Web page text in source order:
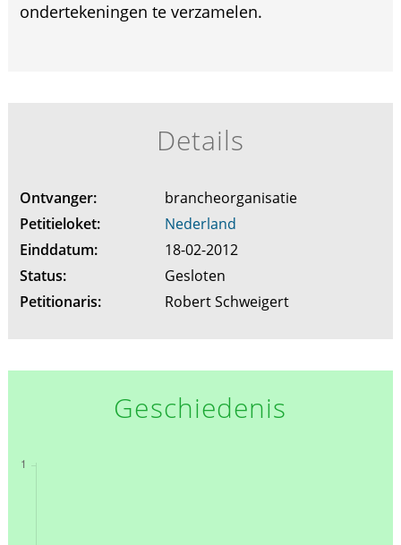
ondertekeningen te verzamelen.
Details
Ontvanger:
brancheorganisatie
Petitieloket:
Nederland
Einddatum:
18-02-2012
Status:
Gesloten
Petitionaris:
Robert Schweigert
Geschiedenis